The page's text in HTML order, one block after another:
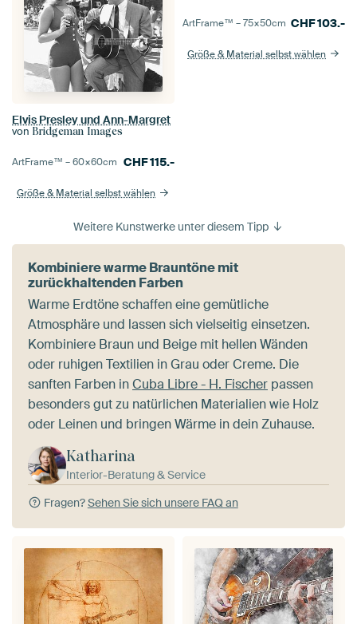
Elvis Presley und Ann-Margret
von Bridgeman Images
ArtFrame™ –60×60cm CHF115.-
Größe & Material selbst wählen
ArtFrame™ –75×50cm CHF103.-
Größe & Material selbst wählen
Weitere Kunstwerke unter diesem Tipp
Kombiniere warme Brauntöne mit
zurückhaltenden Farben
Warme Erdtöne schaffen eine gemütliche
Atmosphäre und lassen sich vielseitig einsetzen.
Kombiniere Braun und Beige mit hellen Wänden
oder ruhigen Textilien in Grau oder Creme. Die
sanften Farben inCuba Libre - H. Fischer passen
besonders gut zu natürlichen Materialien wie Holz
oder Leinen und bringen Wärme in dein Zuhause.
Katharina
Interior-Beratung & Service
Fragen?Sehen Sie sich unsere FAQ an